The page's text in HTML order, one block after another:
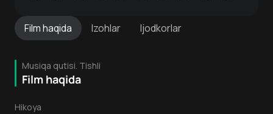
Filmhaqida Izohlar Ijodkorlar
Musiqa qutisi. Tishli
Film haqida
Hikoya